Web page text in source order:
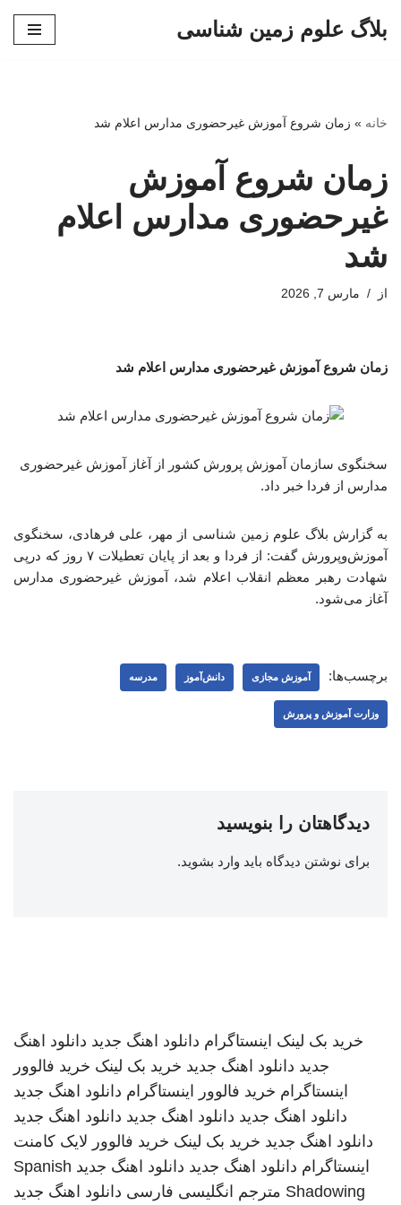
بلاگ علوم زمین شناسی
خانه » زمان شروع آموزش غیرحضوری مدارس اعلام شد
زمان شروع آموزش
غیرحضوری مدارس اعلام
شد
از مارس 7, 2026
زمان شروع آموزش غیرحضوری مدارس اعلام شد
سخنگوی سازمان آموزش پرورش کشور از آغاز آموزش غیرحضوری
مدارس از فردا خبر داد.
به گزارش بلاگ علوم زمین شناسی از مهر، علی فرهادی، سخنگوی
آموزش‌وپرورش گفت: از فردا و بعد از پایان تعطیلات ۷ روز که درپی
شهادت رهبر معظم انقلاب اعلام شد، آموزش غیرحضوری مدارس
آغاز می‌شود.
برچسب‌ها: آموزش مجازی دانش‌آموز مدرسه
وزارت آموزش و پرورش
دیدگاهتان را بنویسید
برای نوشتن دیدگاه باید وارد بشوید.
خرید بک لینک اینستاگرام دانلود اهنگ جدید دانلود اهنگ
جدید دانلود اهنگ جدید خرید بک لینک خرید فالوور
اینستاگرام خرید فالوور اینستاگرام دانلود اهنگ جدید
دانلود اهنگ جدید دانلود اهنگ جدید دانلود اهنگ جدید
دانلود اهنگ جدید خرید بک لینک خرید فالوور لایک کامنت
اینستاگرام دانلود اهنگ جدید دانلود اهنگ جدید Spanish
Shadowing مترجم انگلیسی فارسی دانلود اهنگ جدید